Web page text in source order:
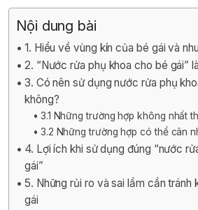
Nội dung bài
1. Hiểu về vùng kín của bé gái và
2. “Nước rửa phụ khoa cho bé gái”
3. Có nên sử dụng nước rửa phụ
không?
3.1 Những trường hợp không nhất
3.2 Những trường hợp có thể cân
4. Lợi ích khi sử dụng đúng “nước
gái”
5. Những rủi ro và sai lầm cần tránh
gái